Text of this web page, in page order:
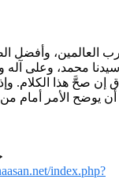
العالمين، وأفضل
يوضح الأمر أمام من
index.php?